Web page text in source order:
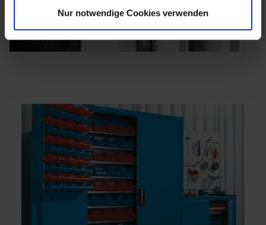
Nur notwendige Cookies verwenden